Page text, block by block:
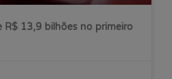
R$ 13,9 bilhões no primeiro